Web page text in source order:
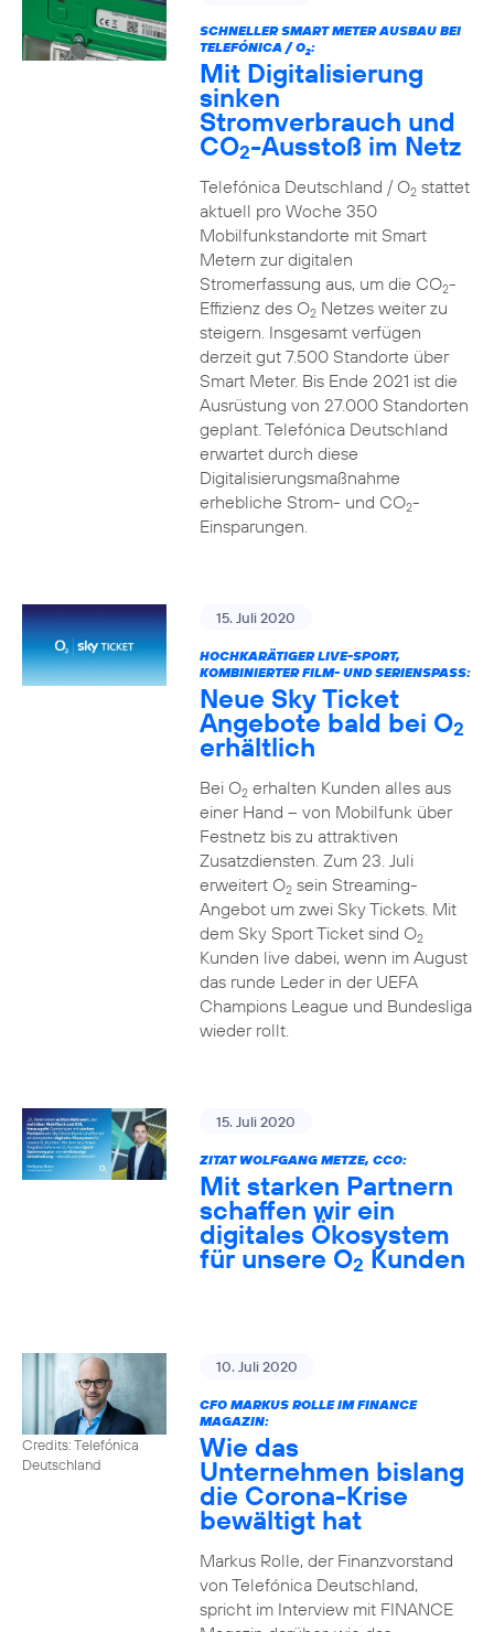
SCHNELLER SMART METER AUSBAU BEI
TELEFÓNICA / O2:
Mit Digitalisierung
sinken
Stromverbrauch und
CO2-Ausstoß im Netz
Telefónica Deutschland / O2stattet
aktuell pro Woche 350
Mobilfunkstandorte mit Smart
Metern zur digitalen
Stromerfassung aus, um die CO2-
Effizienz des O2Netzes weiter zu
steigern. Insgesamt verfügen
derzeit gut 7.500 Standorte über
Smart Meter. Bis Ende 2021 ist die
Ausrüstung von 27.000 Standorten
geplant. Telefónica Deutschland
erwartet durch diese
Digitalisierungsmaßnahme
erhebliche Strom- und CO2-
Einsparungen.
15. Juli 2020
HOCHKARÄTIGER LIVE-SPORT,
KOMBINIERTER FILM- UND SERIENSPASS:
Neue Sky Ticket
Angebote bald bei O2
erhältlich
Bei O2erhalten Kunden alles aus
einer Hand – von Mobilfunk über
Festnetz bis zu attraktiven
Zusatzdiensten. Zum 23. Juli
erweitert O2sein Streaming-
Angebot um zwei Sky Tickets. Mit
dem Sky Sport Ticket sind O2
Kunden live dabei, wenn im August
das runde Leder in der UEFA
Champions League und Bundesliga
wieder rollt.
15. Juli 2020
ZITAT WOLFGANG METZE, CCO:
Mit starken Partnern
schaffen wir ein
digitales Ökosystem
für unsere O2 Kunden
Credits: Telefónica
Deutschland
10. Juli 2020
CFO MARKUS ROLLE IM FINANCE
MAGAZIN:
Wie das
Unternehmen bislang
die Corona-Krise
bewältigt hat
Markus Rolle, der Finanzvorstand
von Telefónica Deutschland,
spricht im Interview mit FINANCE